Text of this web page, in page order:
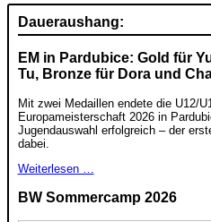
Daueraushang:
EM in Pardubice: Gold für
Tu, Bronze für Dora und
Mit zwei Medaillen endete die U12/
Europameisterschaft 2026 in
Jugendauswahl erfolgreich – der
dabei.
Weiterlesen …
BW Sommercamp 2026